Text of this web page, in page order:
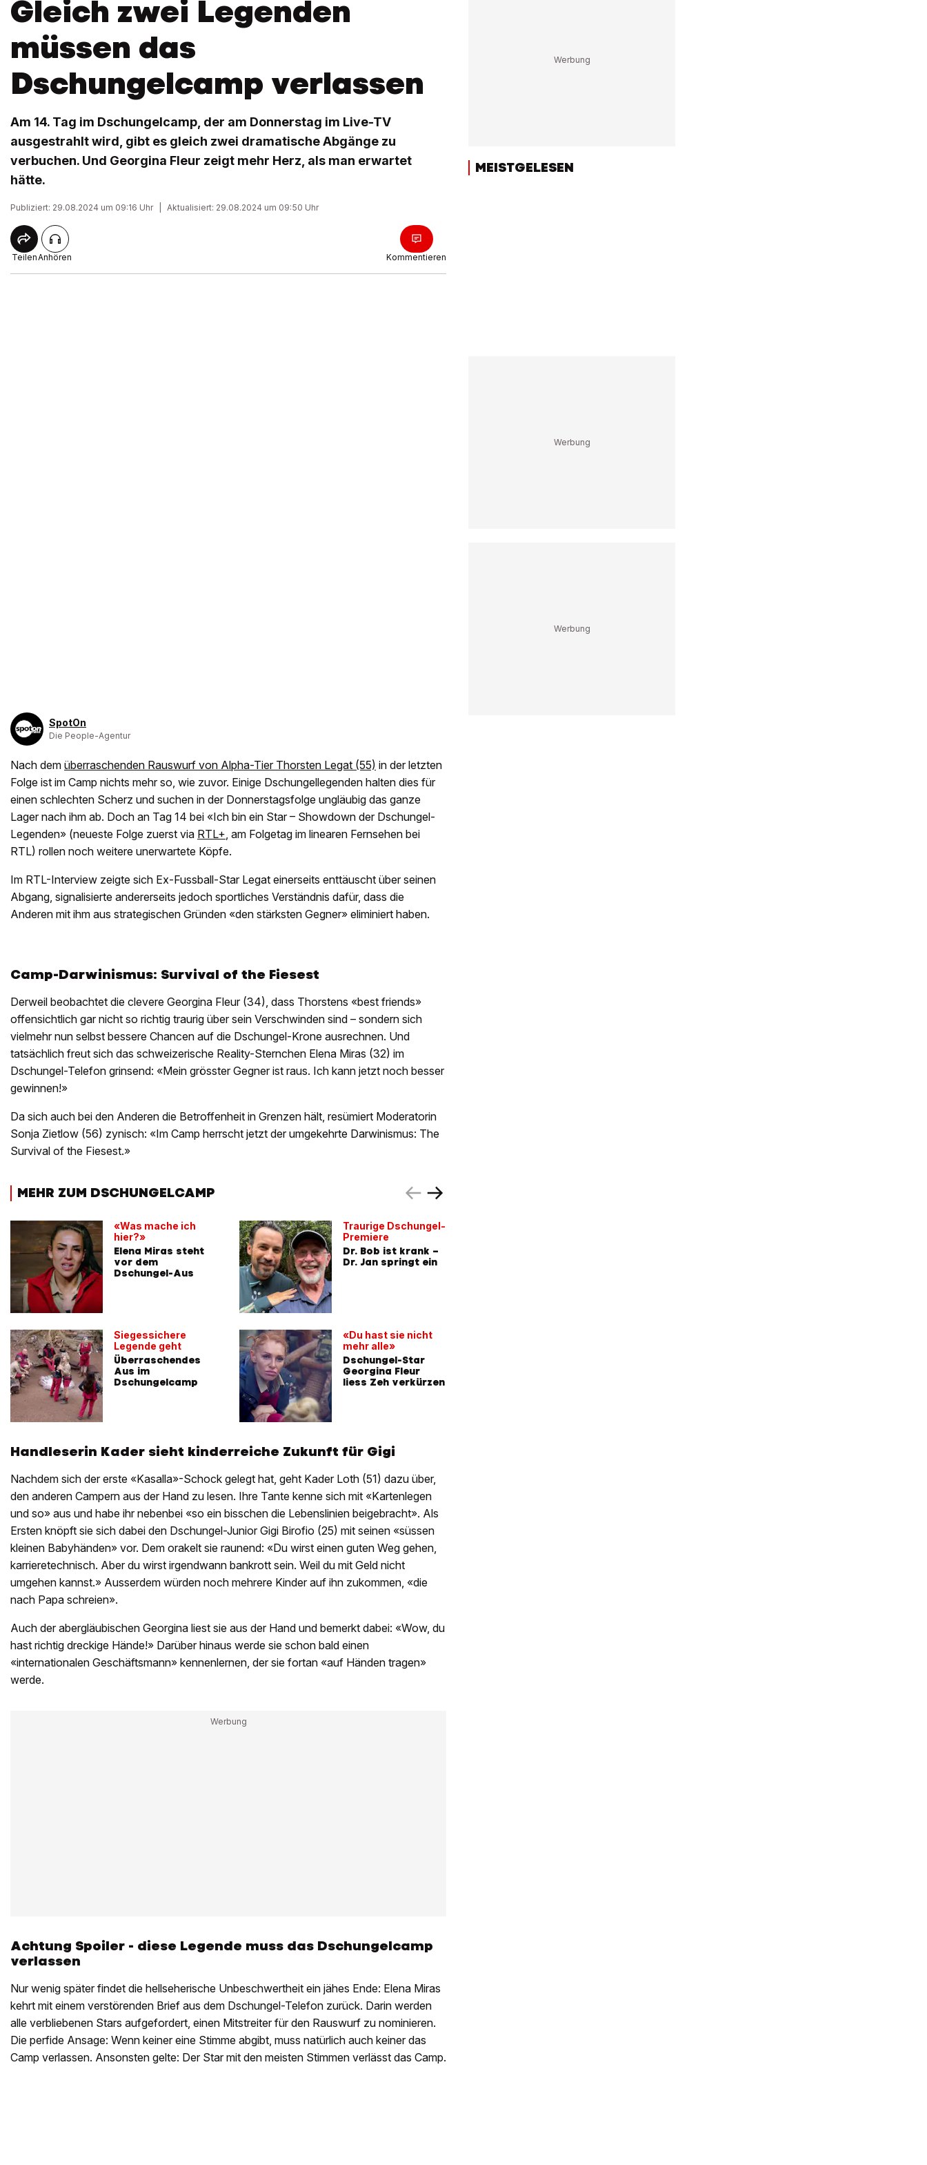
Gleich zwei Legenden
müssen das
Dschungelcamp verlassen
Am 14. Tag im Dschungelcamp, der am Donnerstag im Live-TV
ausgestrahlt wird, gibt es gleich zwei dramatische Abgänge zu
verbuchen. Und Georgina Fleur zeigt mehr Herz, als man erwartet
hätte.
Publiziert: 29.08.2024 um 09:16 Uhr Aktualisiert: 29.08.2024 um 09:50 Uhr
TeilenAnhören Kommentieren
SpotOn
Die People-Agentur
Nach dem überraschenden Rauswurf von Alpha-Tier Thorsten Legat (55) in der letzten
Folge ist im Camp nichts mehr so, wie zuvor. Einige Dschungellegenden halten dies für
einen schlechten Scherz und suchen in der Donnerstagsfolge ungläubig das ganze
Lager nach ihm ab. Doch an Tag 14 bei «Ich bin ein Star – Showdown der Dschungel-
Legenden» (neueste Folge zuerst via RTL+, am Folgetag im linearen Fernsehen bei
RTL) rollen noch weitere unerwartete Köpfe.
Im RTL-Interview zeigte sich Ex-Fussball-Star Legat einerseits enttäuscht über seinen
Abgang, signalisierte andererseits jedoch sportliches Verständnis dafür, dass die
Anderen mit ihm aus strategischen Gründen «den stärksten Gegner» eliminiert haben.
Camp-Darwinismus: Survival of the Fiesest
Derweil beobachtet die clevere Georgina Fleur (34), dass Thorstens «best friends»
offensichtlich gar nicht so richtig traurig über sein Verschwinden sind – sondern sich
vielmehr nun selbst bessere Chancen auf die Dschungel-Krone ausrechnen. Und
tatsächlich freut sich das schweizerische Reality-Sternchen Elena Miras (32) im
Dschungel-Telefon grinsend: «Mein grösster Gegner ist raus. Ich kann jetzt noch besser
gewinnen!»
Da sich auch bei den Anderen die Betroffenheit in Grenzen hält, resümiert Moderatorin
Sonja Zietlow (56) zynisch: «Im Camp herrscht jetzt der umgekehrte Darwinismus: The
Survival of the Fiesest.»
MEHR ZUM DSCHUNGELCAMP
«Was mache ich
hier?»
Elena Miras steht
vor dem
Dschungel-Aus
Siegessichere
Legende geht
Überraschendes
Aus im
Dschungelcamp
Traurige Dschungel-
Premiere
Dr. Bob ist krank –
Dr. Jan springt ein
«Du hast sie nicht
mehr alle»
Dschungel-Star
Georgina Fleur
liess Zeh verkürzen
Handleserin Kader sieht kinderreiche Zukunft für Gigi
Nachdem sich der erste «Kasalla»-Schock gelegt hat, geht Kader Loth (51) dazu über,
den anderen Campern aus der Hand zu lesen. Ihre Tante kenne sich mit «Kartenlegen
und so» aus und habe ihr nebenbei «so ein bisschen die Lebenslinien beigebracht». Als
Ersten knöpft sie sich dabei den Dschungel-Junior Gigi Birofio (25) mit seinen «süssen
kleinen Babyhänden» vor. Dem orakelt sie raunend: «Du wirst einen guten Weg gehen,
karrieretechnisch. Aber du wirst irgendwann bankrott sein. Weil du mit Geld nicht
umgehen kannst.» Ausserdem würden noch mehrere Kinder auf ihn zukommen, «die
nach Papa schreien».
Auch der abergläubischen Georgina liest sie aus der Hand und bemerkt dabei: «Wow, du
hast richtig dreckige Hände!» Darüber hinaus werde sie schon bald einen
«internationalen Geschäftsmann» kennenlernen, der sie fortan «auf Händen tragen»
werde.
Achtung Spoiler - diese Legende muss das Dschungelcamp
verlassen
Nur wenig später findet die hellseherische Unbeschwertheit ein jähes Ende: Elena Miras
kehrt mit einem verstörenden Brief aus dem Dschungel-Telefon zurück. Darin werden
alle verbliebenen Stars aufgefordert, einen Mitstreiter für den Rauswurf zu nominieren.
Die perfide Ansage: Wenn keiner eine Stimme abgibt, muss natürlich auch keiner das
Camp verlassen. Ansonsten gelte: Der Star mit den meisten Stimmen verlässt das Camp.
MEISTGELESEN